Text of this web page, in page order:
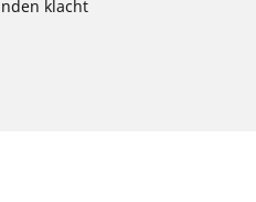
klacht